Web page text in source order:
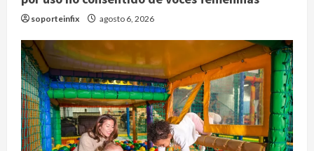
soporteinfix agosto 6, 2026